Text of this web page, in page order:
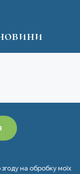
навчання
на обробку моїх